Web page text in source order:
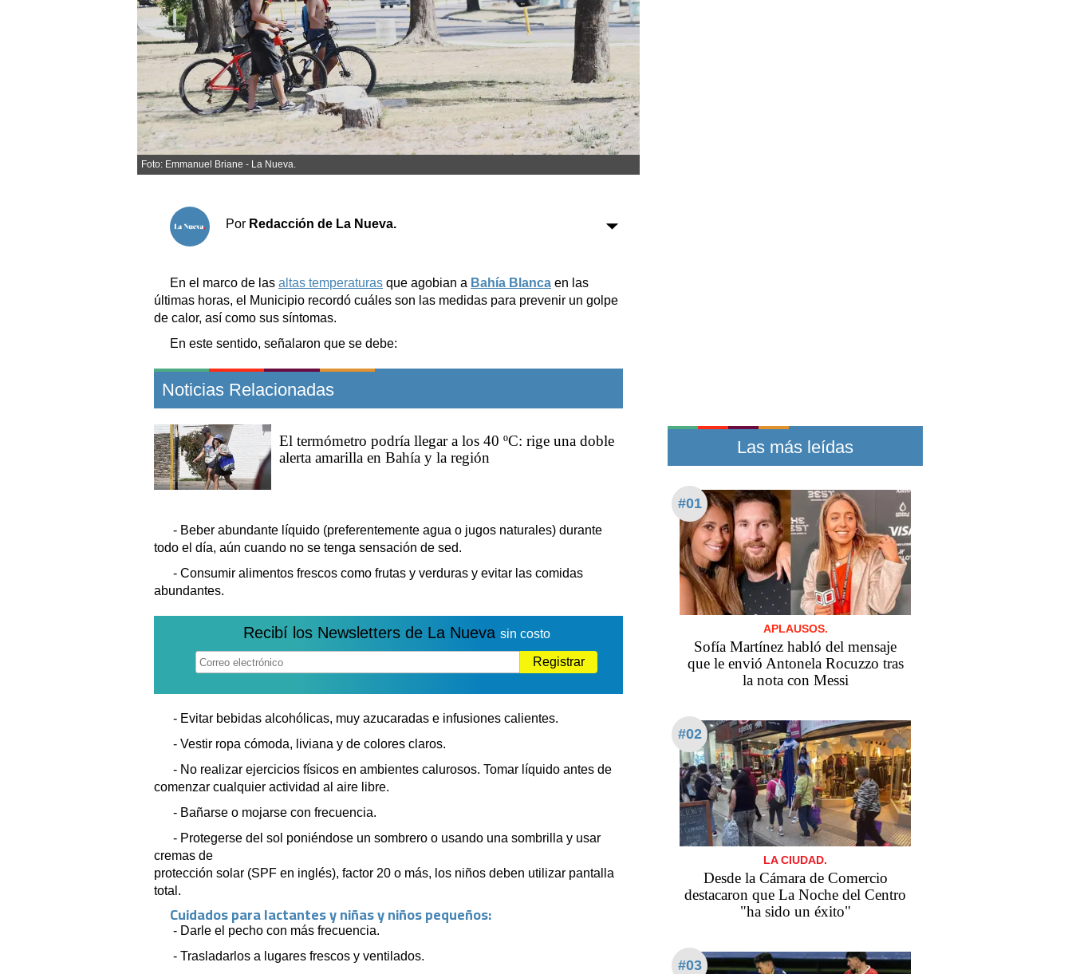
Sociedad y tiempo libre
Sociedad
Tecnología
Turismo
Salud
Es viral
El tiempo
Cartón Lleno
Fúnebres
Horóscopo
Suplementos
Transportes
Loterías
Fúnebres
Edictos
Foto: Emmanuel Briane - La Nueva.
Por Redacción de La Nueva.
En el marco de las altas temperaturas que agobian a Bahía Blanca en las
últimas horas, el Municipio recordó cuáles son las medidas para prevenir un golpe
de calor, así como sus síntomas.
En este sentido, señalaron que se debe:
Noticias Relacionadas
El termómetro podría llegar a los 40 ºC: rige una doble
alerta amarilla en Bahía y la región
- Beber abundante líquido (preferentemente agua o jugos naturales) durante
todo el día, aún cuando no se tenga sensación de sed.
- Consumir alimentos frescos como frutas y verduras y evitar las comidas
abundantes.
Recibí los Newsletters de La Nueva sin costo
Registrar
- Evitar bebidas alcohólicas, muy azucaradas e infusiones calientes.
- Vestir ropa cómoda, liviana y de colores claros.
- No realizar ejercicios físicos en ambientes calurosos. Tomar líquido antes de
comenzar cualquier actividad al aire libre.
- Bañarse o mojarse con frecuencia.
- Protegerse del sol poniéndose un sombrero o usando una sombrilla y usar
cremas de
protección solar (SPF en inglés), factor 20 o más, los niños deben utilizar pantalla
total.
Cuidados para lactantes y niñas y niños pequeños:
- Darle el pecho con más frecuencia.
- Trasladarlos a lugares frescos y ventilados.
Las más leídas
#01
APLAUSOS.
Sofía Martínez habló del mensaje
que le envió Antonela Rocuzzo tras
la nota con Messi
#02
LA CIUDAD.
Desde la Cámara de Comercio
destacaron que La Noche del Centro
"ha sido un éxito"
#03